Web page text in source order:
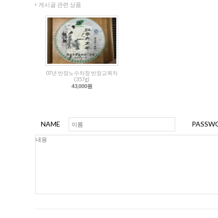
게시글 관련 상품
07년 반장노수차창 반장교목차
(357g)
43,000원
NAME